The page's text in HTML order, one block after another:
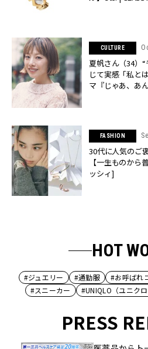
CULTURE
夏帆さん（34）
じて実感「私と
マ『じゃあ、あ
FASHION
30代に人気のご
【一生ものから
ッシィ]
HOT
#ジュエリー #通勤服 #お呼ばれ
#スニーカー
#UNIQLO（ユニクロ
PRESS